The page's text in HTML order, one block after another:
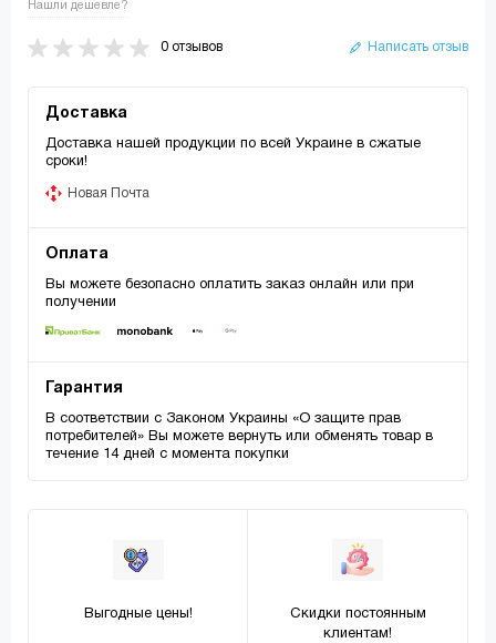
Нашли дешевле?
0 отзывов Написать отзыв
Доставка
Доставка нашей продукции по всей Украине в сжатые
сроки!
Новая Почта
Оплата
Вы можете безопасно оплатить заказ онлайн или при
получении
Гарантия
В соответствии с Законом Украины «О защите прав
потребителей» Вы можете вернуть или обменять товар в
течение 14 дней с момента покупки
Выгодные цены!
Скидки постоянным
клиентам!